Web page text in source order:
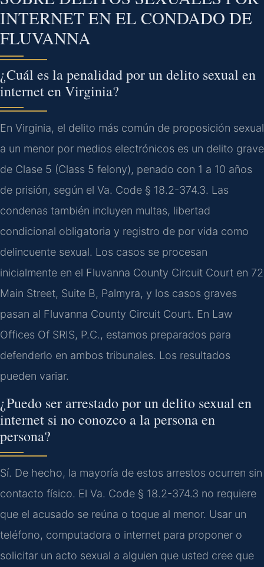
INTERNET EN EL CONDADO DE
FLUVANNA
¿Cuál es la penalidad por un delito sexual en
internet en Virginia?
En Virginia, el delito más común de proposición sexual
a un menor por medios electrónicos es un delito grave
de Clase 5 (Class 5 felony), penado con 1 a 10 años
de prisión, según el Va. Code § 18.2-374.3. Las
condenas también incluyen multas, libertad
condicional obligatoria y registro de por vida como
delincuente sexual. Los casos se procesan
inicialmente en el Fluvanna County Circuit Court en 72
Main Street, Suite B, Palmyra, y los casos graves
pasan al Fluvanna County Circuit Court. En Law
Offices Of SRIS, P.C., estamos preparados para
defenderlo en ambos tribunales. Los resultados
pueden variar.
¿Puedo ser arrestado por un delito sexual en
internet si no conozco a la persona en
persona?
Sí. De hecho, la mayoría de estos arrestos ocurren sin
contacto físico. El Va. Code § 18.2-374.3 no requiere
que el acusado se reúna o toque al menor. Usar un
teléfono, computadora o internet para proponer o
solicitar un acto sexual a alguien que usted cree que